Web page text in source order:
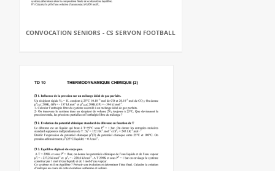
CONVOCATION SENIORS - CS SERVON FOOTBALL